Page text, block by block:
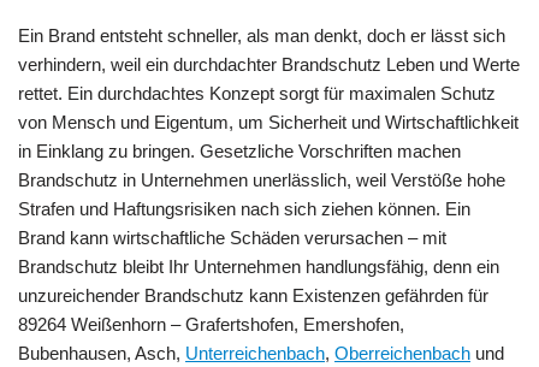
Ein Brand entsteht schneller, als man denkt, doch er lässt sich
verhindern, weil ein durchdachter Brandschutz Leben und Werte
rettet. Ein durchdachtes Konzept sorgt für maximalen Schutz
von Mensch und Eigentum, um Sicherheit und Wirtschaftlichkeit
in Einklang zu bringen. Gesetzliche Vorschriften machen
Brandschutz in Unternehmen unerlässlich, weil Verstöße hohe
Strafen und Haftungsrisiken nach sich ziehen können. Ein
Brand kann wirtschaftliche Schäden verursachen – mit
Brandschutz bleibt Ihr Unternehmen handlungsfähig, denn ein
unzureichender Brandschutz kann Existenzen gefährden für
89264 Weißenhorn – Grafertshofen, Emershofen,
Bubenhausen, Asch, Unterreichenbach, Oberreichenbach und